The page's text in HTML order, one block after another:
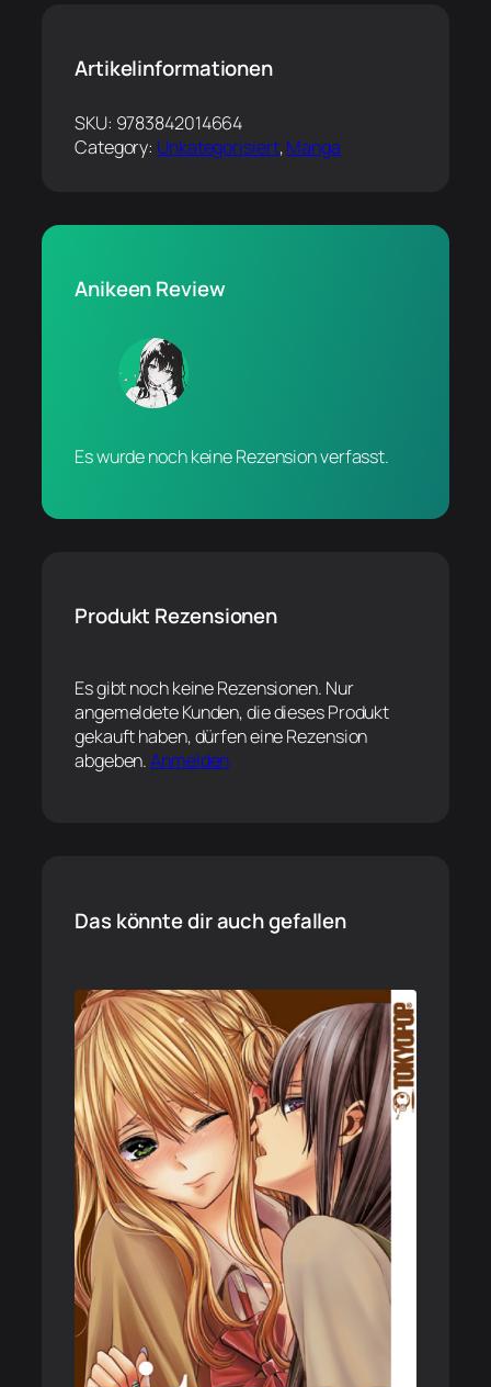
Artikelinformationen
SKU: 9783842014664
Category: Unkategorisiert, Manga
Anikeen Review
Es wurde noch keine Rezension verfasst.
Produkt Rezensionen
Es gibt noch keine Rezensionen. Nur
angemeldete Kunden, die dieses Produkt
gekauft haben, dürfen eine Rezension
abgeben.Anmelden
Das könnte dir auch gefallen